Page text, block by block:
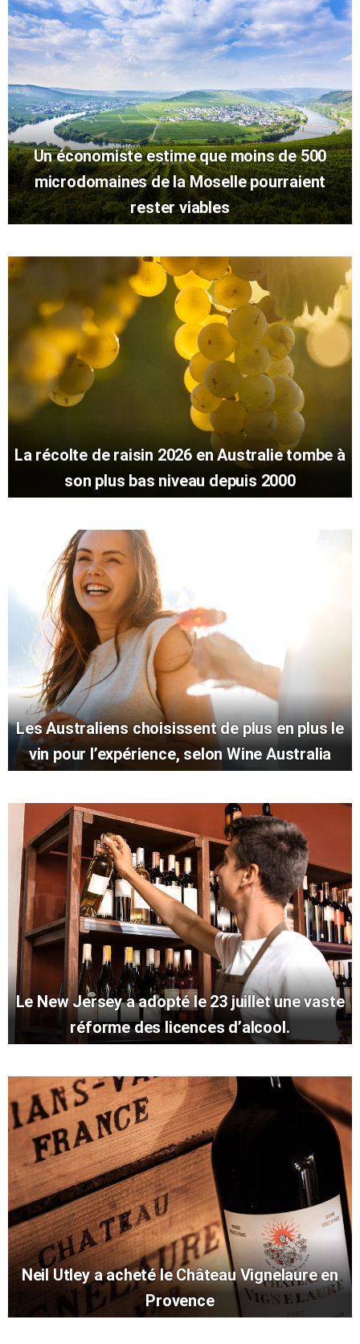
Un économiste estime que moins de 500
microdomaines de la Moselle pourraient
rester viables
La récolte de raisin 2026 en Australie tombe à
son plus bas niveau depuis 2000
Les Australiens choisissent de plus en plus le
vin pour l’expérience, selon Wine Australia
Le New Jersey a adopté le 23 juillet une vaste
réforme des licences d’alcool.
Neil Utley a acheté le Château Vignelaure en
Provence